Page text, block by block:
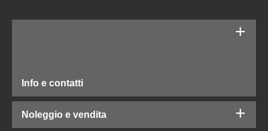
Info e contatti
Noleggio e vendita